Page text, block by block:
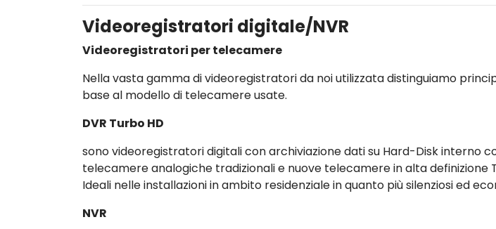
Videoregistratori digitale/NVR
Videoregistratori per telecamere
Nella vasta gamma di videoregistratori da noi utilizzata distinguiamo
base al modello di telecamere usate.
DVR Turbo HD
sono videoregistratori digitali con archiviazione dati su Hard-Disk interno
telecamere analogiche tradizionali e nuove telecamere in alta definizione
Ideali nelle installazioni in ambito residenziale in quanto più silenziosi ed
NVR